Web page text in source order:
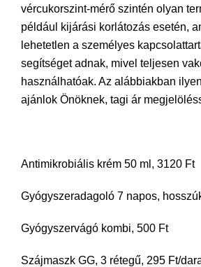
vércukorszint-mérő szintén olyan
például kijárási korlátozás esetén,
lehetetlen a személyes
segítséget adnak, mivel teljesen
használhatóak. Az alábbiakban
ajánlok Önöknek, tagi ár
Antimikrobiális krém 50 ml, 3120 Ft
Gyógyszeradagoló 7 napos,
Gyógyszervágó kombi, 500 Ft
Szájmaszk GG, 3 rétegű, 295 Ft/